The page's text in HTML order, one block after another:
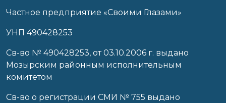
Частное предприятие «Своими Глазами»
УНП 490428253
Cв-во № 490428253, от 03.10.2006 г. выдано
Мозырским районным исполнительным
комитетом
Св-во о регистрации СМИ № 755 выдано